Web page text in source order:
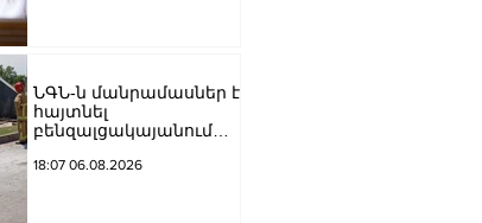
ՆԳՆ-ն մանրամասներ է
հայտնել
բենզալցակայանում
պայթյունից
18:07 06.08.2026